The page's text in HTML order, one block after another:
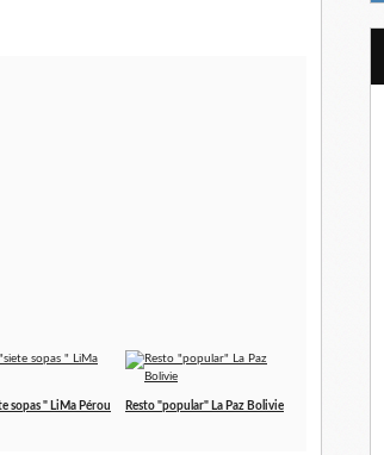
sopas " LiMa Pérou
Resto "popular" La Paz Bolivie